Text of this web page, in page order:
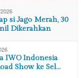
si Jago Merah, 30
Dikerahkan
IWO Indonesia
Show ke Sel…